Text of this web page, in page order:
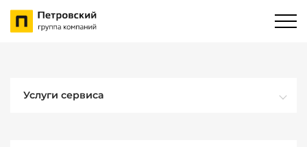
Услуги сервиса